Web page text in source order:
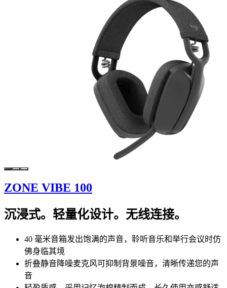
ZONE VIBE 100
沉浸式。轻量化设计。无线连接。
40 毫米音箱发出饱满的声音，聆听音乐和举行会议时仿
佛身临其境
折叠静音降噪麦克风可抑制背景噪音，清晰传递您的声
音